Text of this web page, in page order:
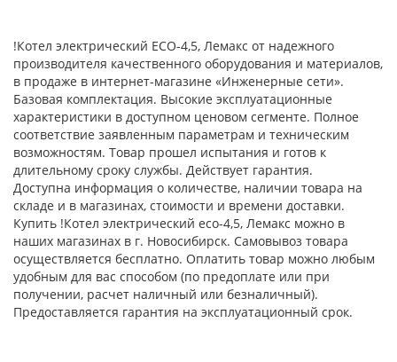
!Котел электрический ECO-4,5, Лемакс от надежного
производителя качественного оборудования и материалов,
в продаже в интернет-магазине «Инженерные сети».
Базовая комплектация. Высокие эксплуатационные
характеристики в доступном ценовом сегменте. Полное
соответствие заявленным параметрам и техническим
возможностям. Товар прошел испытания и готов к
длительному сроку службы. Действует гарантия.
Доступна информация о количестве, наличии товара на
складе и в магазинах, стоимости и времени доставки.
Купить !Котел электрический eco-4,5, Лемакс можно в
наших магазинах в г. Новосибирск. Самовывоз товара
осуществляется бесплатно. Оплатить товар можно любым
удобным для вас способом (по предоплате или при
получении, расчет наличный или безналичный).
Предоставляется гарантия на эксплуатационный срок.